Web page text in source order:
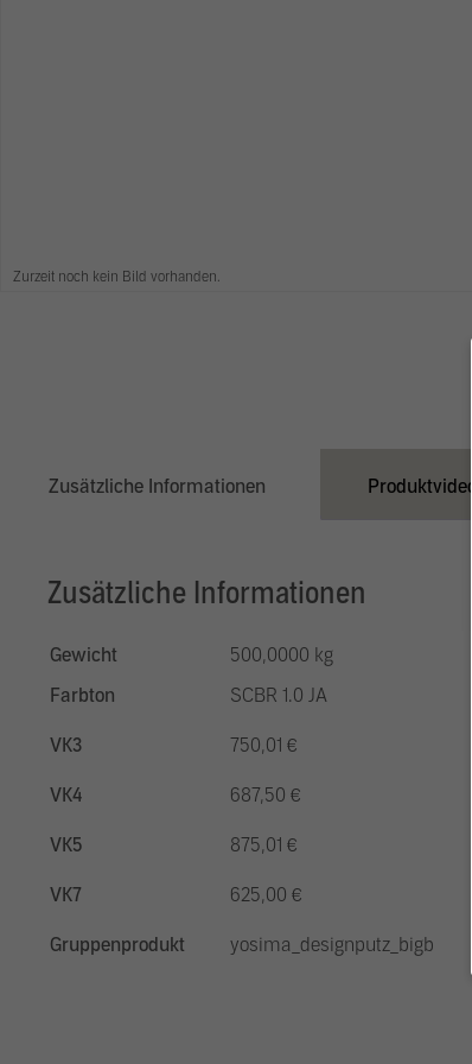
Zurzeit noch kein Bild vorhanden.
Zusätzliche Informationen Produktvideo
Zusätzliche Informationen
Gewicht
500,0000 kg
Farbton
SCBR 1.0 JA
VK3 750,01 €
VK4 687,50 €
VK5 875,01 €
VK7 625,00 €
Gruppenprodukt yosima_designputz_bigb